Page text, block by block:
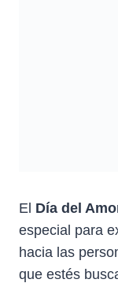
El Día del
especial para
hacia las
que estés